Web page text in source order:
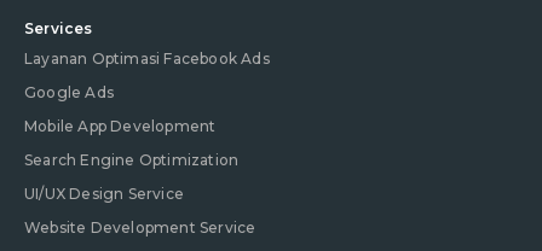
Services
Layanan Optimasi Facebook Ads
Google Ads
Mobile App Development
Search Engine Optimization
UI/UX Design Service
Website Development Service